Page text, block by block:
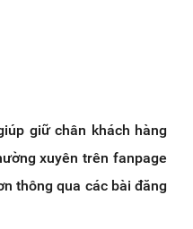
giữ chân khách hàng
xuyên trên fanpage
thông qua các bài đăng